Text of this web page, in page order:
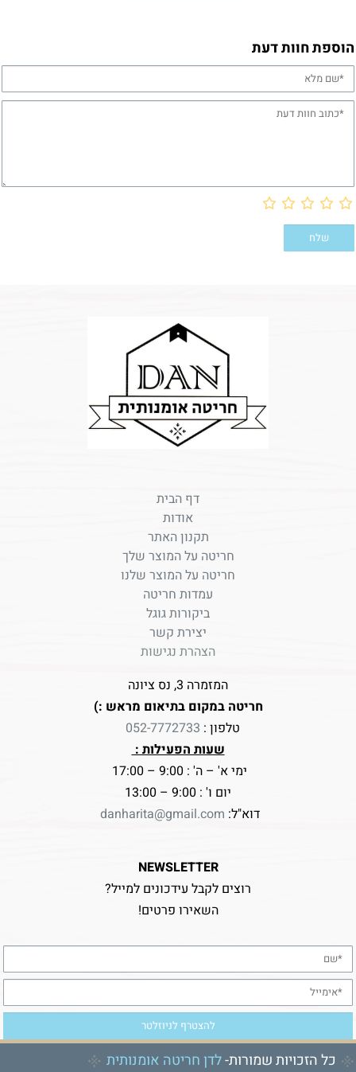
הוספת חוות דעת
דף הבית
אודות
תקנון האתר
חריטה על המוצר שלך
חריטה על המוצר שלנו
עמדות חריטה
ביקורות גוגל
יצירת קשר
הצהרת נגישות
המזמרה 3, נס ציונה
חריטה במקום בתיאום מראש :)
טלפון : 052-7772733
שעות הפעילות :
ימי א' – ה' : 9:00 – 17:00
יום ו' : 9:00 – 13:00
דוא"ל: danharita@gmail.com
NEWSLETTER
רוצים לקבל עידכונים למייל?
השאירו פרטים!
כל הזכויות שמורות-לדן חריטה אומנותית